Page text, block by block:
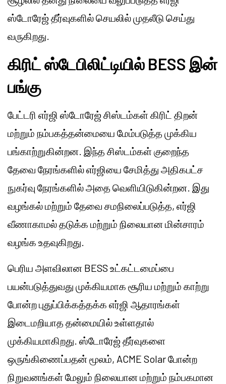
ஸ்டோரேஜ் தீர்வுகளில் செயலில் முதலீடு செய்து
வருகிறது.
கிரிட் ஸ்டேபிலிட்டியில் BESS இன்
பங்கு
பேட்டரி எர்ஜி ஸ்டோரேஜ் சிஸ்டம்கள் கிரிட் திறன்
மற்றும் நம்பகத்தன்மையை மேம்படுத்த முக்கிய
பங்காற்றுகின்றன. இந்த சிஸ்டம்கள் குறைந்த
தேவை நேரங்களில் எர்ஜியை சேமித்து அதிகபட்ச
நுகர்வு நேரங்களில் அதை வெளியிடுகின்றன. இது
வழங்கல் மற்றும் தேவை சமநிலைப்படுத்த, எர்ஜி
வீணாகாமல் தடுக்க மற்றும் நிலையான மின்சாரம்
வழங்க உதவுகிறது.
பெரிய அளவிலான BESS உட்கட்டமைப்பை
பயன்படுத்துவது முக்கியமாக சூரிய மற்றும் காற்று
போன்ற புதுப்பிக்கத்தக்க எர்ஜி ஆதாரங்கள்
இடைமறியாத தன்மையில் உள்ளதால்
முக்கியமாகிறது. ஸ்டோரேஜ் தீர்வுகளை
ஒருங்கிணைப்பதன் மூலம், ACME Solar போன்ற
நிறுவனங்கள் மேலும் நிலையான மற்றும் நம்பகமான